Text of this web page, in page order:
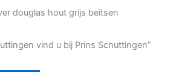
douglas hout grijs beitsen
vind u bij Prins Schuttingen”